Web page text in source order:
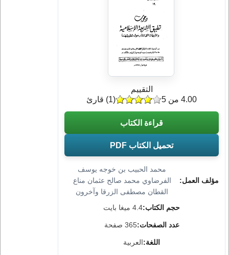
مؤلف العمل:
محمد الحبيب بن خوجه يوسف
الفرضاوي محمد صالح عثمان مناع
القطان مصطفى الزرقا وآخرون
حجم الكتاب:4.4 ميغا بايت
عدد الصفحات:365 صفحة
اللغة:العربية
التقييم
(
1) قارئ 4.00 من 5
قراءة الكتاب
تحميل الكتاب PDF